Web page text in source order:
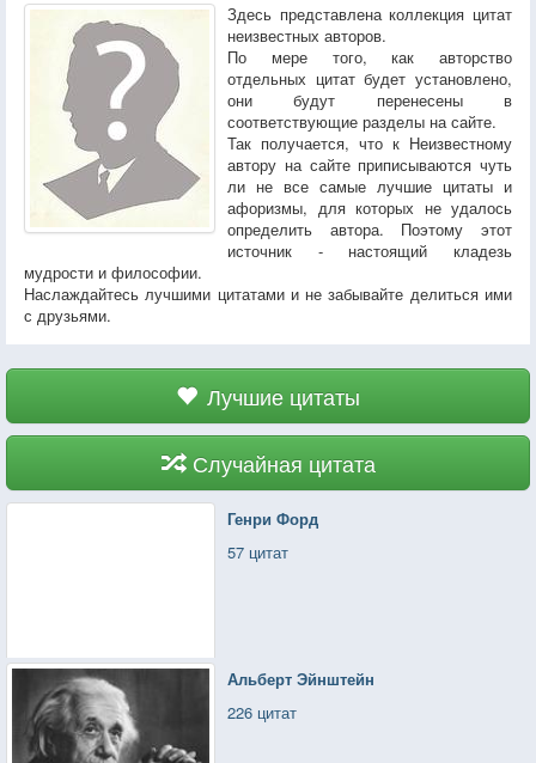
Здесь представлена коллекция цитат
неизвестных авторов.
По мере того, как авторство
отдельных цитат будет установлено,
они будут перенесены в
соответствующие разделы на сайте.
Так получается, что к Неизвестному
автору на сайте приписываются чуть
ли не все самые лучшие цитаты и
афоризмы, для которых не удалось
определить автора. Поэтому этот
источник - настоящий кладезь
мудрости и философии.
Наслаждайтесь лучшими цитатами и не забывайте делиться ими
с друзьями.
Лучшие цитаты
Случайная цитата
Генри Форд
57 цитат
Альберт Эйнштейн
226 цитат